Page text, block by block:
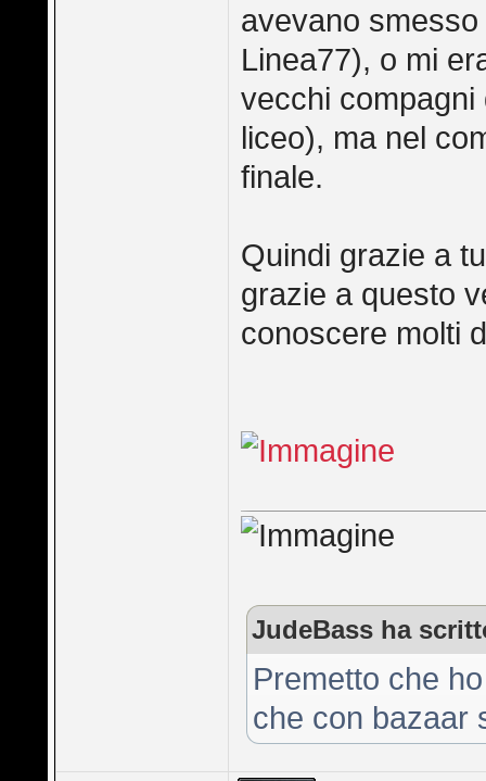
avevano
Linea77), o mi
vecchi compagni
liceo), ma nel
finale.
Quindi grazie a
grazie a questo
conoscere molti
JudeBass ha
Premetto che
che con bazaar